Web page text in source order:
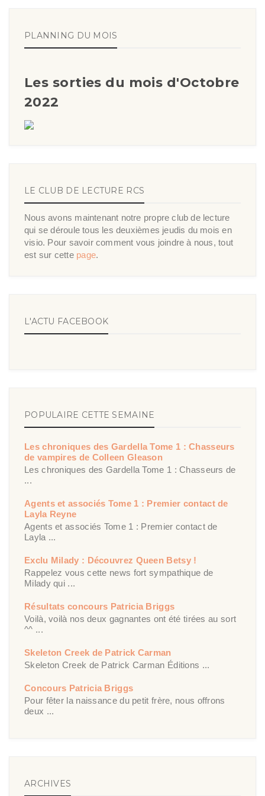
PLANNING DU MOIS
Les sorties du mois d'Octobre
2022
LE CLUB DE LECTURE RCS
Nous avons maintenant notre propre club de lecture
qui se déroule tous les deuxièmes jeudis du mois en
visio. Pour savoir comment vous joindre à nous, tout
est sur cette page.
L'ACTU FACEBOOK
POPULAIRE CETTE SEMAINE
Les chroniques des Gardella Tome 1 : Chasseurs
de vampires de Colleen Gleason
Les chroniques des Gardella Tome 1 : Chasseurs de
...
Agents et associés Tome 1 : Premier contact de
Layla Reyne
Agents et associés Tome 1 : Premier contact de
Layla ...
Exclu Milady : Découvrez Queen Betsy !
Rappelez vous cette news fort sympathique de
Milady qui ...
Résultats concours Patricia Briggs
Voilà, voilà nos deux gagnantes ont été tirées au sort
^^ ...
Skeleton Creek de Patrick Carman
Skeleton Creek de Patrick Carman Éditions ...
Concours Patricia Briggs
Pour fêter la naissance du petit frère, nous offrons
deux ...
ARCHIVES